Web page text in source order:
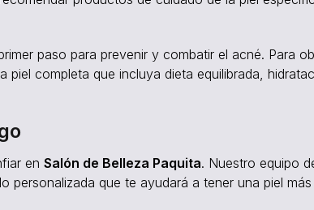
paso para prevenir y combatir el acné. Para
piel completa que incluya dieta equilibrada,
en Salón de Belleza Paquita. Nuestro equipo
personalizada que te ayudará a tener una piel